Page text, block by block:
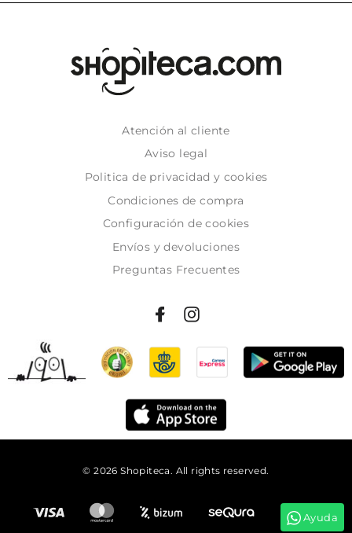
Atención al cliente
Aviso legal
Politica de privacidad y cookies
Condiciones de compra
Configuración de cookies
Envíos y devoluciones
Preguntas Frecuentes
© 2026 Shopiteca. All rights reserved.
Ayuda